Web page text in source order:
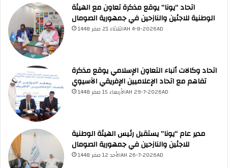
غ
زَّ
ة
اتحاد “يونا” يوقع مذكرة تعاون مع الهيئة
الوطنية للاجئين والنازحين في جمهورية الصومال
الثلاثاء 21 صفر 1448AH 4-8-2026AD
اتحاد وكالات أنباء التعاون الإسلامي يوقع مذكرة
تفاهم مع اتحاد الإعلاميين الإفريقي الآسيوي
الأربعاء 15 صفر 1448AH 29-7-2026AD
مدير عام “يونا” يستقبل رئيس الهيئة الوطنية
للاجئين والنازحين في جمهورية الصومال
الأحد 12 صفر 1448AH 26-7-2026AD